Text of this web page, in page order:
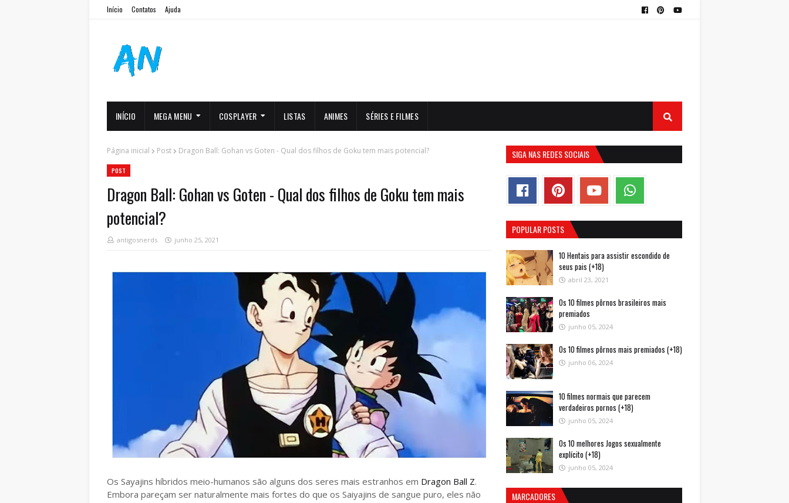
Início Contatos Ajuda
INÍCIO MEGA MENU COSPLAYER LISTAS ANIMES SÉRIES E FILMES
Página inicial Post Dragon Ball: Gohan vs Goten - Qual dos filhos de Goku tem mais potencial?
POST
Dragon Ball: Gohan vs Goten - Qual dos filhos de Goku tem mais
potencial?
antigosnerds junho 25, 2021
Os Sayajins híbridos meio-humanos são alguns dos seres mais estranhos em Dragon Ball Z.
Embora pareçam ser naturalmente mais fortes do que os Saiyajins de sangue puro, eles não
SIGA NAS REDES SOCIAIS
POPULAR POSTS
10 Hentais para assistir escondido de
seus pais (+18)
abril 23, 2021
Os 10 filmes pôrnos brasileiros mais
premiados
junho 05, 2024
Os 10 filmes pôrnos mais premiados (+18)
junho 06, 2024
10 filmes normais que parecem
verdadeiros pornos (+18)
junho 05, 2024
Os 10 melhores Jogos sexualmente
explícito (+18)
junho 05, 2024
MARCADORES